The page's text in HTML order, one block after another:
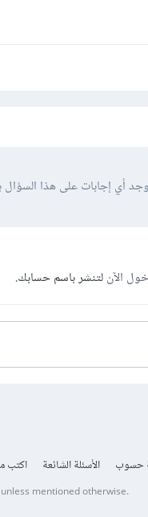
أي إجابات على هذا السؤال
الآنلتنشر باسم حسابك.
حسوب الأسئلة الشائعة اكتب
mentioned otherwise.